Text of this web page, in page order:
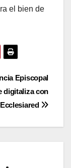
el bien de
Episcopal
digitaliza con
Ecclesiared